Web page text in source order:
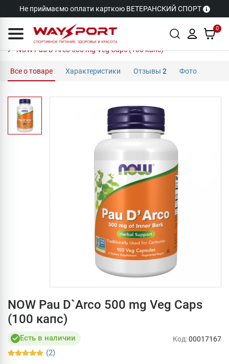
Не приймаємо оплати карткою ВЕТЕРАНСКИЙ СПОРТ
0
NOW Pau D`Arco 500 mg Veg Caps (100 капc)
Все о товаре Характеристики Отзывы 2 Фото
NOW Pau D`Arco 500 mg Veg Caps
(100 капc)
Есть в наличии
(2)
Код:00017167